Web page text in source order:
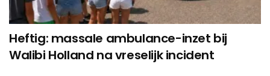
Heftig: massale ambulance-inzet bij
Walibi Holland na vreselijk incident